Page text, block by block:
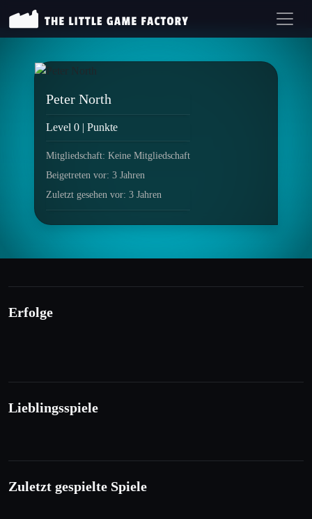
Peter North
Level 0 | Punkte
Mitgliedschaft: Keine Mitgliedschaft
Beigetreten vor: 3 Jahren
Zuletzt gesehen vor: 3 Jahren
Erfolge
Lieblingsspiele
Zuletzt gespielte Spiele